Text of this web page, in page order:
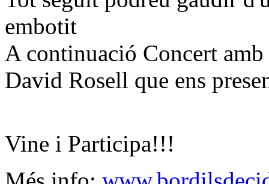
embotit
A continuació Concert
David Rosell que ens
Vine i Participa!!!